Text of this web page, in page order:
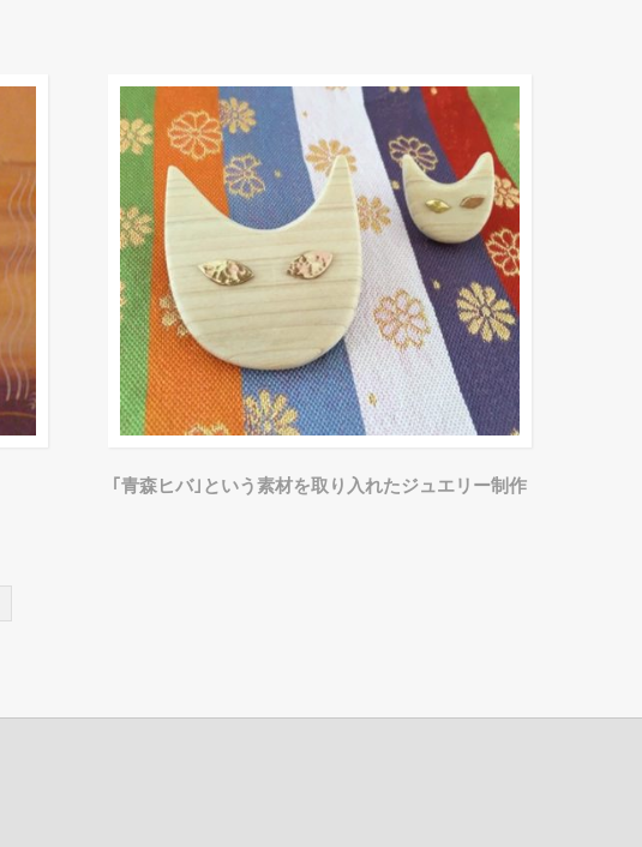
｢青森ヒバ｣という素材を取り入れたジュエリー制作